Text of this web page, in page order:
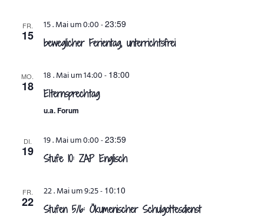
FR.
15
15 . Mai um 0:00 -23:59
beweglicher Ferientag, unterrichtsfrei
MO.
18
18 . Mai um 14:00 - 18:00
Elternsprechtag
u.a. Forum
DI.
19
19 . Mai um 0:00 -23:59
Stufe 10: ZAP Englisch
FR.
22
22 . Mai um 9:25- 10:10
Stufen 5/6: Ökumenischer Schulgottesdienst